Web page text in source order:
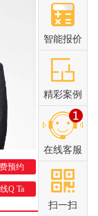
预约
Q Ta
智能报价
精彩案例
在线客服
扫一扫